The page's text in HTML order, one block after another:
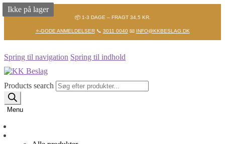
📦 1-3 DAGE – FRAGT 34,5 KR.
⭐-GODE ANMELDELSER📞 3011 0040📧 INFO@KKBESLAG.DK
Spring til navigation Spring til indhold
Products search
Menu
Ikke på lager